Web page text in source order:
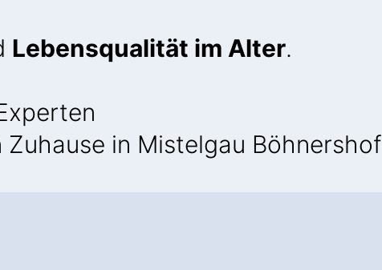
Lebensqualität im Alter.
in Mistelgau Böhnershof